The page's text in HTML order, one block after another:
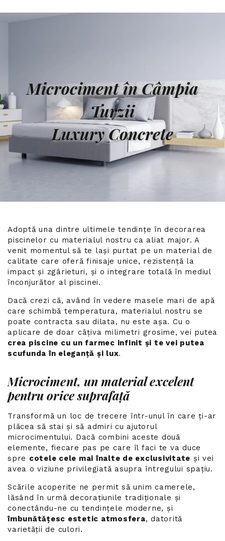
Microciment în Câmpia
Turzii
Luxury Concrete
Adoptă una dintre ultimele tendințe în decorarea
piscinelor cu materialul nostru ca aliat major. A
venit momentul să te lași purtat pe un material de
calitate care oferă finisaje unice, rezistență la
impact și zgârieturi, și o integrare totală în mediul
înconjurător al piscinei.
Dacă crezi că, având în vedere masele mari de apă
care schimbă temperatura, materialul nostru se
poate contracta sau dilata, nu este așa. Cu o
aplicare de doar câțiva milimetri grosime, vei putea
crea piscine cu un farmec infinit și te vei putea
scufunda în eleganță și lux.
Microciment, un material excelent
pentru orice suprafață
Transformă un loc de trecere într-unul în care ți-ar
plăcea să stai și să admiri cu ajutorul
microcimentului. Dacă combini aceste două
elemente, fiecare pas pe care îl faci te va duce
spre cotele cele mai înalte de exclusivitate și vei
avea o viziune privilegiată asupra întregului spațiu.
Scările acoperite ne permit să unim camerele,
lăsând în urmă decorațiunile tradiționale și
conectându-ne cu tendințele moderne, și
îmbunătățesc estetic atmosfera, datorită
varietății de culori.